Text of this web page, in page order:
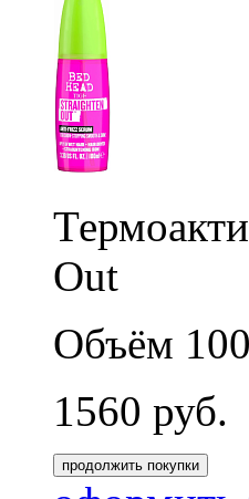
Out
Объём
1560 руб.
продолжить покупки